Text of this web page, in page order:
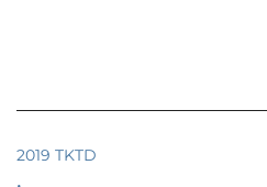
2019 TKTD